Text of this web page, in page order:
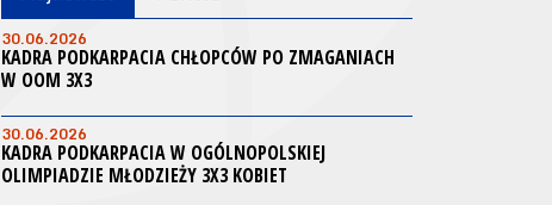
30.06.2026
KADRA PODKARPACIA CHŁOPCÓW PO ZMAGANIACH
W OOM 3X3
30.06.2026
KADRA PODKARPACIA W OGÓLNOPOLSKIEJ
OLIMPIADZIE MŁODZIEŻY 3X3 KOBIET